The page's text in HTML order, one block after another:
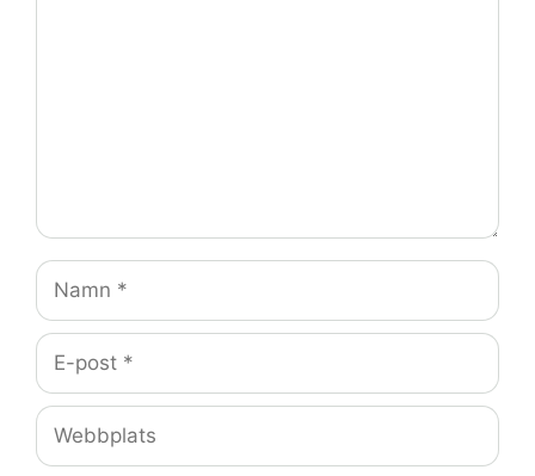
Namn
E-
post
Webbplats